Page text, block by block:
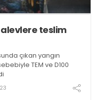
teslim
çıkan yangın
TEM ve D100